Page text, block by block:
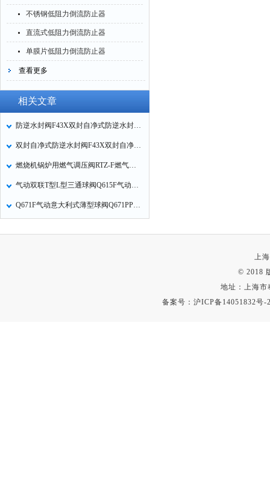
不锈钢低阻力倒流防止器
直流式低阻力倒流防止器
单膜片低阻力倒流防止器
查看更多
相关文章
防逆水封阀F43X双封自净式防逆水封阀的工作原理
双封自净式防逆水封阀F43X双封自净式水封阀工作原理
燃烧机锅炉用燃气调压阀RTZ-F燃气调压器主要技术参数
气动双联T型L型三通球阀Q615F气动双控三通球阀Q614F的工作原理
Q671F气动意大利式薄型球阀Q671PPL-16P气动不锈钢对夹式球阀的产品特点
上
© 2018
地址：上海市
备案号：沪ICP备14051832号-